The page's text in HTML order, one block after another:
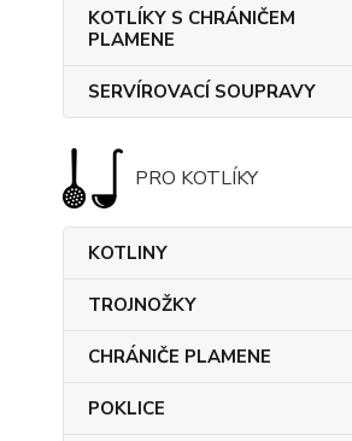
KOTLÍKY S CHRÁNIČEM
PLAMENE
SERVÍROVACÍ SOUPRAVY
PRO KOTLÍKY
KOTLINY
TROJNOŽKY
CHRÁNIČE PLAMENE
POKLICE